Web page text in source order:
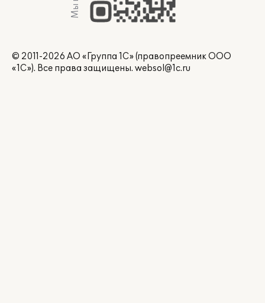
© 2011-2026 АО «Группа 1С» (правопреемник ООО
«1С»). Все права защищены. websol@1c.ru